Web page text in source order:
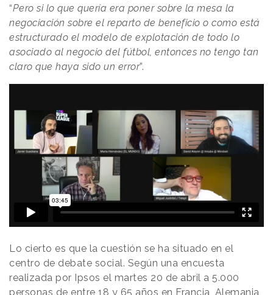
“Pero si lo que quería era poner sobre la mesa la
negociación sobre el reparto de beneficio o como está
estructurado el modelo de explotación de todo lo
asociado al negocio del fútbol, entonces no tengo tan
claro que haya sido un error”.
Lo cierto es que la cuestión se ha situado en el
centro de debate social. Según una encuesta
realizada por Ipsos el martes 20 de abril a 5.000
personas de entre 18 y 65 años en Francia, Alemania,